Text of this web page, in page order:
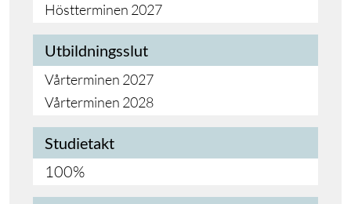
Höstterminen 2027
Utbildningsslut
Vårterminen 2027
Vårterminen 2028
Studietakt
100%